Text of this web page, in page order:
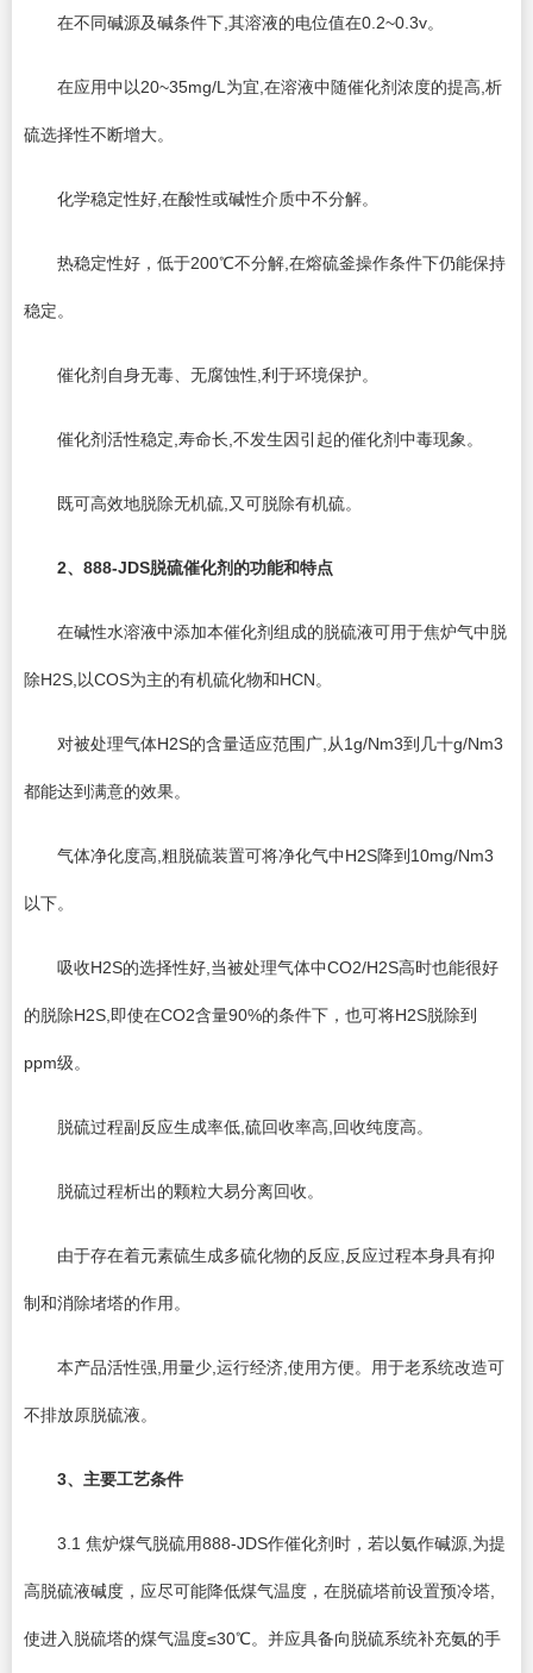
在不同碱源及碱条件下,其溶液的电位值在0.2~0.3v。
在应用中以20~35mg/L为宜,在溶液中随催化剂浓度的提高,析
硫选择性不断增大。
化学稳定性好,在酸性或碱性介质中不分解。
热稳定性好，低于200℃不分解,在熔硫釜操作条件下仍能保持
稳定。
催化剂自身无毒、无腐蚀性,利于环境保护。
催化剂活性稳定,寿命长,不发生因引起的催化剂中毒现象。
既可高效地脱除无机硫,又可脱除有机硫。
2、888-JDS脱硫催化剂的功能和特点
在碱性水溶液中添加本催化剂组成的脱硫液可用于焦炉气中脱
除H2S,以COS为主的有机硫化物和HCN。
对被处理气体H2S的含量适应范围广,从1g/Nm3到几十g/Nm3
都能达到满意的效果。
气体净化度高,粗脱硫装置可将净化气中H2S降到10mg/Nm3
以下。
吸收H2S的选择性好,当被处理气体中CO2/H2S高时也能很好
的脱除H2S,即使在CO2含量90%的条件下，也可将H2S脱除到
ppm级。
脱硫过程副反应生成率低,硫回收率高,回收纯度高。
脱硫过程析出的颗粒大易分离回收。
由于存在着元素硫生成多硫化物的反应,反应过程本身具有抑
制和消除堵塔的作用。
本产品活性强,用量少,运行经济,使用方便。用于老系统改造可
不排放原脱硫液。
3、主要工艺条件
3.1 焦炉煤气脱硫用888-JDS作催化剂时，若以氨作碱源,为提
高脱硫液碱度，应尽可能降低煤气温度，在脱硫塔前设置预冷塔,
使进入脱硫塔的煤气温度≤30℃。并应具备向脱硫系统补充氨的手